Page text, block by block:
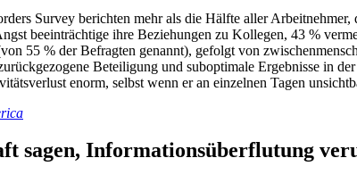
Survey berichten mehr als die Hälfte aller
beeinträchtige ihre Beziehungen zu Kollegen, 43 %
55 % der Befragten genannt), gefolgt von
Beteiligung und suboptimale Ergebnisse in
enorm, selbst wenn er an einzelnen Tagen
sagen, Informationsüberflutung